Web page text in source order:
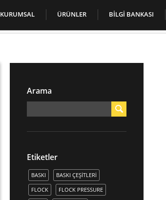
KURUMSAL ÜRÜNLER BILGI BANKASI
Arama
Etiketler
BASKI
BASKI ÇEŞITLERI
FLOCK
FLOCK PRESSURE